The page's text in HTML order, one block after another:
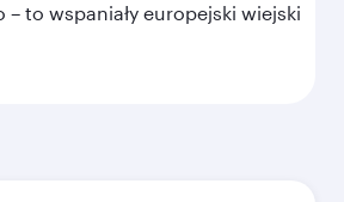
– to wspaniały europejski wiejski